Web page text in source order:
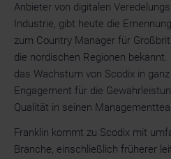
Anbieter von digitalen
Industrie, gibt heute die
zum Country Manager für
die nordischen Regionen
das Wachstum von Scodix in
Engagement für die
Qualität in seinen
Franklin kommt zu Scodix mit
Branche, einschließlich früherer